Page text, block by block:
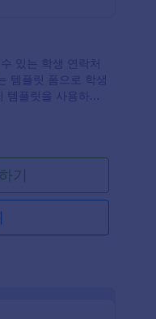
있는 학생 연락처
템플릿 폼으로 학생
템플릿을 사용하고
기